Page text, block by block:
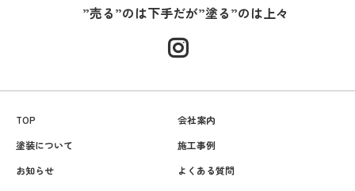
”売る”のは下手だが”塗る”のは上々
TOP
会社案内
塗装について
施工事例
お知らせ
よくある質問